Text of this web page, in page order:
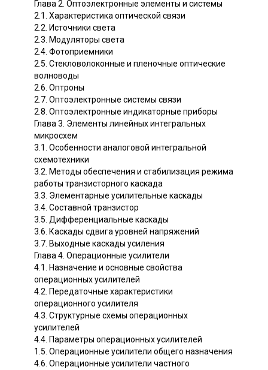
Глава 2. Оптоэлектронные элементы и системы
2.1. Характеристика оптической связи
2.2. Источники света
2.3. Модуляторы света
2.4. Фотоприемники
2.5. Стекловолоконные и пленочные оптические
волноводы
2.6. Оптроны
2.7. Оптоэлектронные системы связи
2.8. Оптоэлектронные индикаторные приборы
Глава 3. Элементы линейных интегральных
микросхем
3.1. Особенности аналоговой интегральной
схемотехники
3.2. Методы обеспечения и стабилизация режима
работы транзисторного каскада
3.3. Элементарные усилительные каскады
3.4. Составной транзистор
3.5. Дифференциальные каскады
3.6. Каскады сдвига уровней напряжений
3.7. Выходные каскады усиления
Глава 4. Операционные усилители
4.1. Назначение и основные свойства
операционных усилителей
4.2. Передаточные характеристики
операционного усилителя
4.3. Структурные схемы операционных
усилителей
4.4. Параметры операционных усилителей
1.5. Операционные усилители общего назначения
4.6. Операционные усилители частного